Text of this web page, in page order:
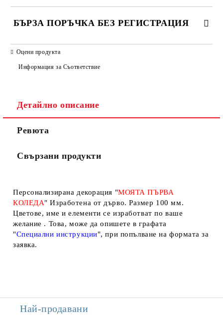
БЪРЗА ПОРЪЧКА БЕЗ РЕГИСТРАЦИЯ
Оцени продукта
Информация за Съответствие
Детайлно описание
Ревюта
Свързани продукти
Персонализирана декорация "МОЯТА ПЪРВА
КОЛЕДА" Изработена от дърво. Размер 100 мм.
Цветове, име и елементи се изработват по ваше
желание . Това, може да опишете в графата
"Специални инструкции", при попълване на формата за
заявка.
Най-продавани